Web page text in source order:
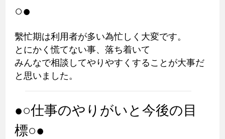
○●
繫忙期は利用者が多い為忙しく大変です。
とにかく慌てない事、落ち着いて
みんなで相談してやりやすくすることが大事だ
と思いました。
●○仕事のやりがいと今後の目
標○●